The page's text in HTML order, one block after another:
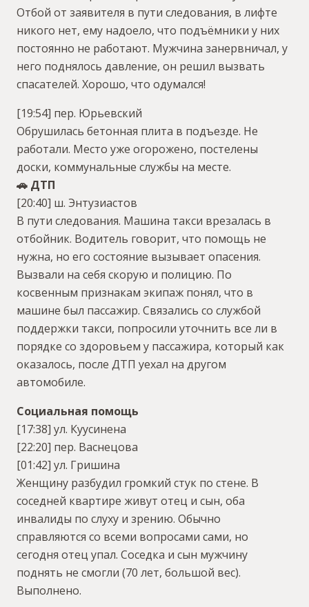
Отбой от заявителя в пути следования, в лифте
никого нет, ему надоело, что подъёмники у них
постоянно не работают. Мужчина занервничал, у
него поднялось давление, он решил вызвать
спасателей. Хорошо, что одумался!
[19:54] пер. Юрьевский
Обрушилась бетонная плита в подъезде. Не
работали. Место уже огорожено, постелены
доски, коммунальные службы на месте.
🚗 ДТП
[20:40] ш. Энтузиастов
В пути следования. Машина такси врезалась в
отбойник. Водитель говорит, что помощь не
нужна, но его состояние вызывает опасения.
Вызвали на себя скорую и полицию. По
косвенным признакам экипаж понял, что в
машине был пассажир. Связались со службой
поддержки такси, попросили уточнить все ли в
порядке со здоровьем у пассажира, который как
оказалось, после ДТП уехал на другом
автомобиле.
Социальная помощь
[17:38] ул. Куусинена
[22:20] пер. Васнецова
[01:42] ул. Гришина
Женщину разбудил громкий стук по стене. В
соседней квартире живут отец и сын, оба
инвалиды по слуху и зрению. Обычно
справляются со всеми вопросами сами, но
сегодня отец упал. Соседка и сын мужчину
поднять не смогли (70 лет, большой вес).
Выполнено.